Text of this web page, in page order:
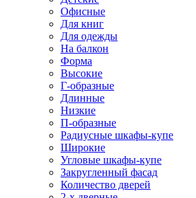
Офисные
Для книг
Для одежды
На балкон
Форма
Высокие
Г-образные
Длинные
Низкие
П-образные
Радиусные шкафы-купе
Широкие
Угловые шкафы-купе
Закругленный фасад
Количество дверей